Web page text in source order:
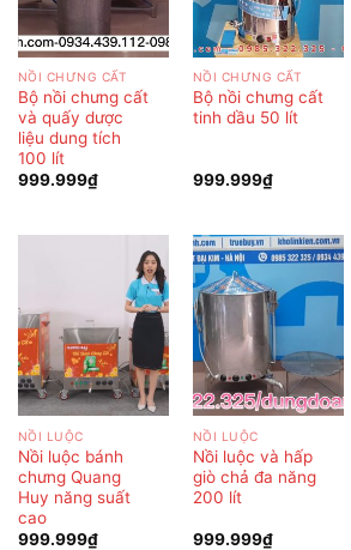
NỒI CHƯNG CẤT
Bộ nồi chưng cất
và quấy dược
liệu dung tích
100 lít
999.999₫
NỒI CHƯNG CẤT
Bộ nồi chưng cất
tinh dầu 50 lít
999.999₫
NỒI LUỘC
Nồi luộc bánh
chưng Quang
Huy năng suất
cao
999.999₫
NỒI LUỘC
Nồi luộc và hấp
giò chả đa năng
200 lít
999.999₫